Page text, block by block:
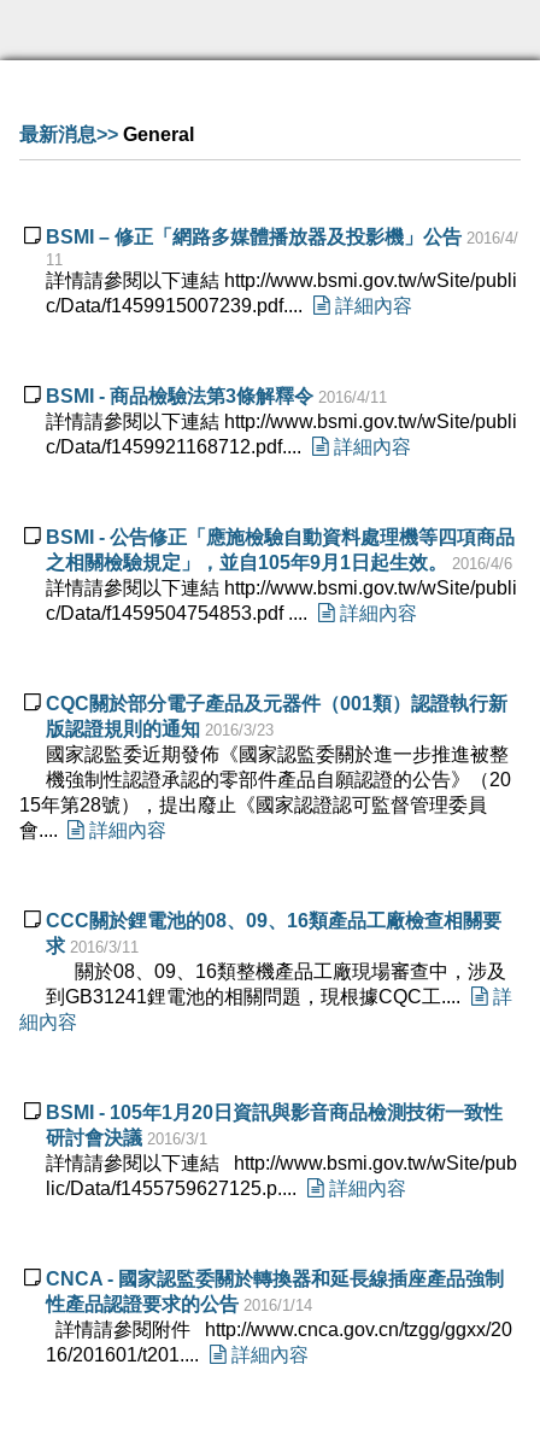
最新消息>> General
 BSMI – 修正「網路多媒體播放器及投影機」公告 2016/4/
11
詳情請參閱以下連結 http://www.bsmi.gov.tw/wSite/publi
c/Data/f1459915007239.pdf....
 詳細內容
 BSMI - 商品檢驗法第3條解釋令 2016/4/11
詳情請參閱以下連結 http://www.bsmi.gov.tw/wSite/publi
c/Data/f1459921168712.pdf....
 詳細內容
 BSMI - 公告修正「應施檢驗自動資料處理機等四項商品
之相關檢驗規定」，並自105年9月1日起生效。
2016/4/6
詳情請參閱以下連結 http://www.bsmi.gov.tw/wSite/publi
c/Data/f1459504754853.pdf ....
 詳細內容
 CQC關於部分電子產品及元器件（001類）認證執行新
版認證規則的通知 2016/3/23
國家認監委近期發佈《國家認監委關於進一步推進被整
機強制性認證承認的零部件產品自願認證的公告》（20
15年第28號），提出廢止《國家認證認可監督管理委員
會....
 詳細內容
 CCC關於鋰電池的08、09、16類產品工廠檢查相關要
求 2016/3/11
關於08、09、16類整機產品工廠現場審查中，涉及
到GB31241鋰電池的相關問題，現根據CQC工....
 詳
細內容
 BSMI - 105年1月20日資訊與影音商品檢測技術一致性
研討會決議 2016/3/1
詳情請參閱以下連結 http://www.bsmi.gov.tw/wSite/pub
lic/Data/f1455759627125.p....
 詳細內容
 CNCA - 國家認監委關於轉換器和延長線插座產品強制
性產品認證要求的公告 2016/1/14
詳情請參閱附件 http://www.cnca.gov.cn/tzgg/ggxx/20
16/201601/t201....
 詳細內容